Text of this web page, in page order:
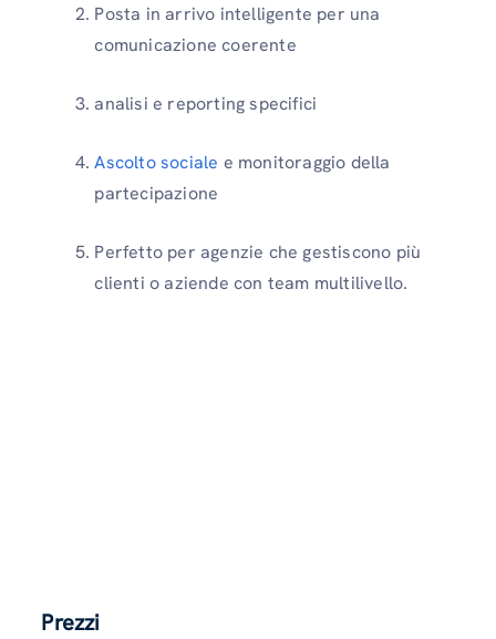
Posta in arrivo intelligente per una
comunicazione coerente
analisi e reporting specifici
Ascolto sociale e monitoraggio della
partecipazione
Perfetto per agenzie che gestiscono più
clienti o aziende con team multilivello.
Prezzi